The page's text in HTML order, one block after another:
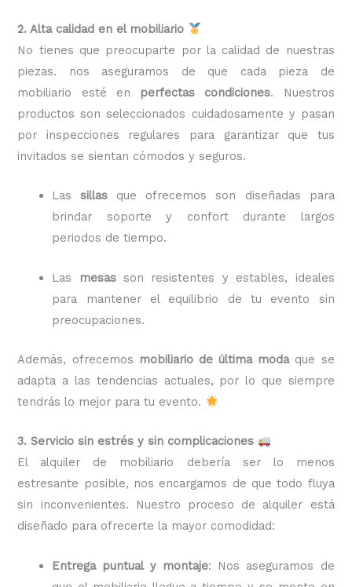
2. Alta calidad en el mobiliario
No tienes que preocuparte por la calidad de nuestras
piezas. nos aseguramos de que cada pieza de
mobiliario esté en
perfectas condiciones. Nuestros
productos son seleccionados cuidadosamente y pasan
por inspecciones regulares para garantizar que tus
invitados se sientan cómodos y seguros.
Lassillas que ofrecemos son diseñadas para
brindar soporte y confort durante largos
periodos de tiempo.
Las mesasson resistentes y estables, ideales
para mantener el equilibrio de tu evento sin
preocupaciones.
Además, ofrecemos mobiliario de última modaque se
adapta a las tendencias actuales, por lo que siempre
tendrás lo mejor para tu evento.
3. Servicio sin estrés y sin complicaciones
El alquiler de mobiliario debería ser lo menos
estresante posible, nos encargamos de que todo fluya
sin inconvenientes. Nuestro proceso de alquiler está
diseñado para ofrecerte la mayor comodidad:
Entrega puntual y montaje: Nos aseguramos de